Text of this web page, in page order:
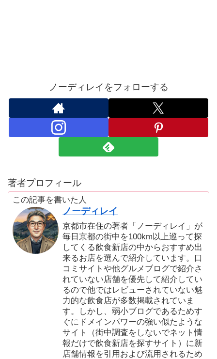
ノーディレイをフォローする
著者プロフィール
この記事を書いた人
ノーディレイ
京都市在住の著者「ノーディレイ」が
毎日京都の街中を100km以上巡って探
してくる飲食新店の中からおすすめ出
来るお店を選んで紹介しています。口
コミサイトや他グルメブログで紹介さ
れていない店舗を優先して紹介してい
るので他ではレビューされていない魅
力的な飲食店が多数掲載されていま
す。しかし、弱小ブログであるためす
ぐにドメインパワーの強い似たような
サイト（街中調査をしないでネット情
報だけで飲食新店を探すサイト）に新
店舗情報を引用および流用されるため